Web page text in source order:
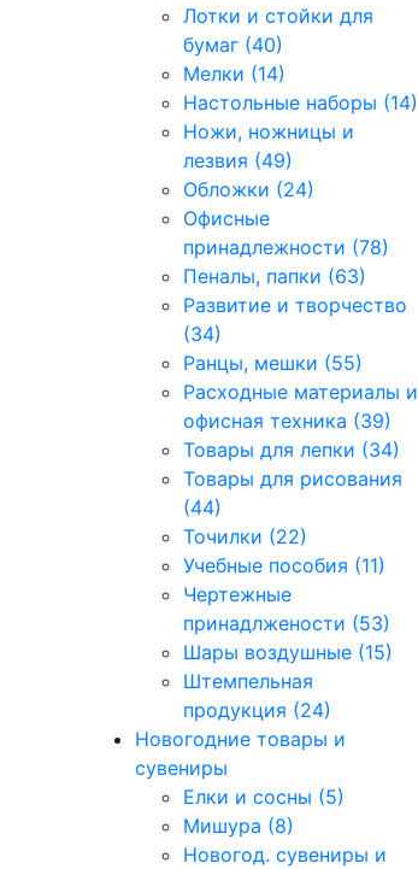
Лотки и стойки для
бумаг (40)
Мелки (14)
Настольные наборы (14)
Ножи, ножницы и
лезвия (49)
Обложки (24)
Офисные
принадлежности (78)
Пеналы, папки (63)
Развитие и творчество
(34)
Ранцы, мешки (55)
Расходные материалы и
офисная техника (39)
Товары для лепки (34)
Товары для рисования
(44)
Точилки (22)
Учебные пособия (11)
Чертежные
принадлжености (53)
Шары воздушные (15)
Штемпельная
продукция (24)
Новогодние товары и
сувениры
Елки и сосны (5)
Мишура (8)
Новогод. сувениры и